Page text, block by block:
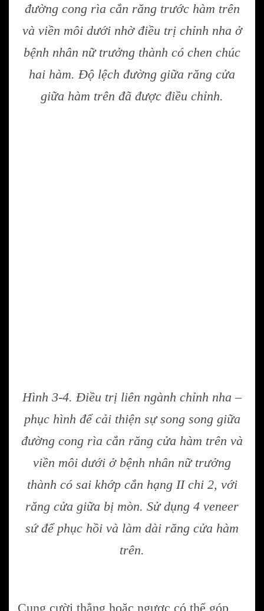
đường cong rìa cắn răng trước hàm trên
và viền môi dưới nhờ điều trị chỉnh nha ở
bệnh nhân nữ trưởng thành có chen chúc
hai hàm. Độ lệch đường giữa răng cửa
giữa hàm trên đã được điều chỉnh.
Hình 3-4. Điều trị liên ngành chỉnh nha –
phục hình để cải thiện sự song song giữa
đường cong rìa cắn răng cửa hàm trên và
viền môi dưới ở bệnh nhân nữ trưởng
thành có sai khớp cắn hạng II chi 2, với
răng cửa giữa bị mòn. Sử dụng 4 veneer
sứ để phục hồi và làm dài răng cửa hàm
trên.
Cung cười thẳng hoặc ngược có thể góp